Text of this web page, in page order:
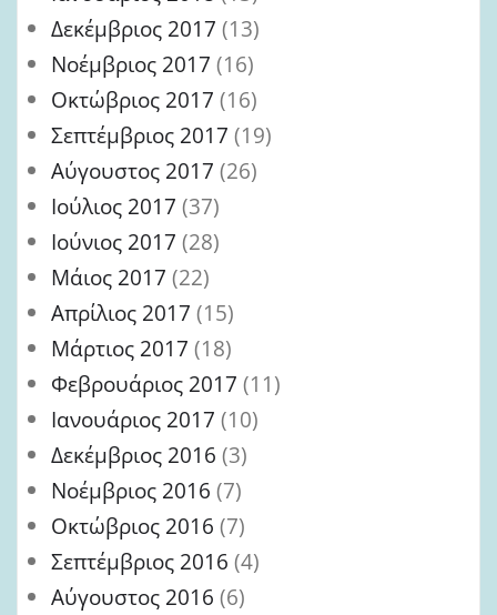
Δεκέμβριος 2017 (13)
Νοέμβριος 2017 (16)
Οκτώβριος 2017 (16)
Σεπτέμβριος 2017 (19)
Αύγουστος 2017 (26)
Ιούλιος 2017 (37)
Ιούνιος 2017 (28)
Μάιος 2017 (22)
Απρίλιος 2017 (15)
Μάρτιος 2017 (18)
Φεβρουάριος 2017 (11)
Ιανουάριος 2017 (10)
Δεκέμβριος 2016 (3)
Νοέμβριος 2016 (7)
Οκτώβριος 2016 (7)
Σεπτέμβριος 2016 (4)
Αύγουστος 2016 (6)